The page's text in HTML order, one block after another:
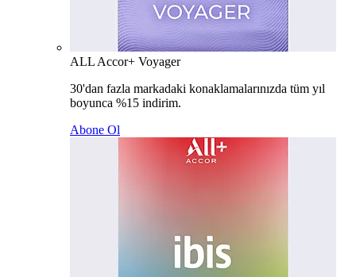
ALL Accor+ Voyager
30'dan fazla markadaki konaklamalarınızda tüm yıl
boyunca %15 indirim.
Abone Ol